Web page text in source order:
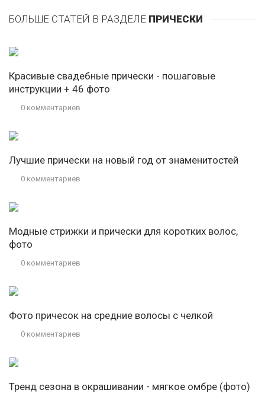
БОЛЬШЕ СТАТЕЙ В РАЗДЕЛЕ ПРИЧЕСКИ
Красивые свадебные прически - пошаговые
инструкции + 46 фото
0 комментариев
Лучшие прически на новый год от знаменитостей
0 комментариев
Модные стрижки и прически для коротких волос,
фото
0 комментариев
Фото причесок на средние волосы с челкой
0 комментариев
Тренд сезона в окрашивании - мягкое омбре (фото)